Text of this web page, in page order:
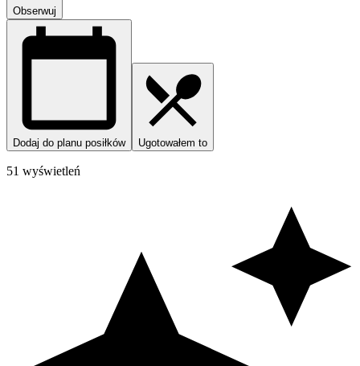
Obserwuj
Dodaj do planu posiłków Ugotowałem to
51 wyświetleń